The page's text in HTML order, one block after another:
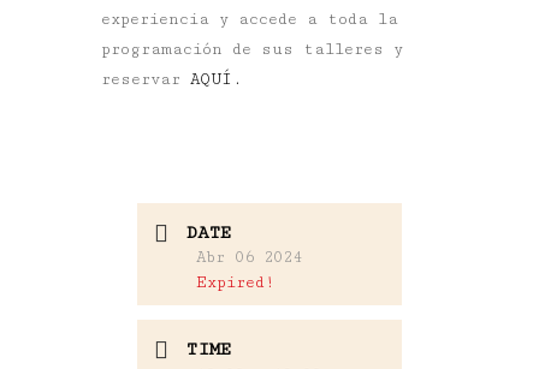
experiencia y accede a toda la
programación de sus talleres y
reservar AQUÍ.
DATE
Abr 06 2024
Expired!
TIME